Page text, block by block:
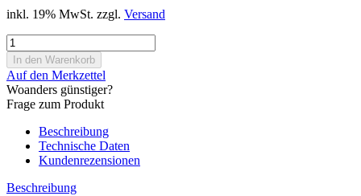
inkl. 19% MwSt. zzgl. Versand
Auf den Merkzettel
Woanders günstiger?
Frage zum Produkt
Beschreibung
Technische Daten
Kundenrezensionen
Beschreibung